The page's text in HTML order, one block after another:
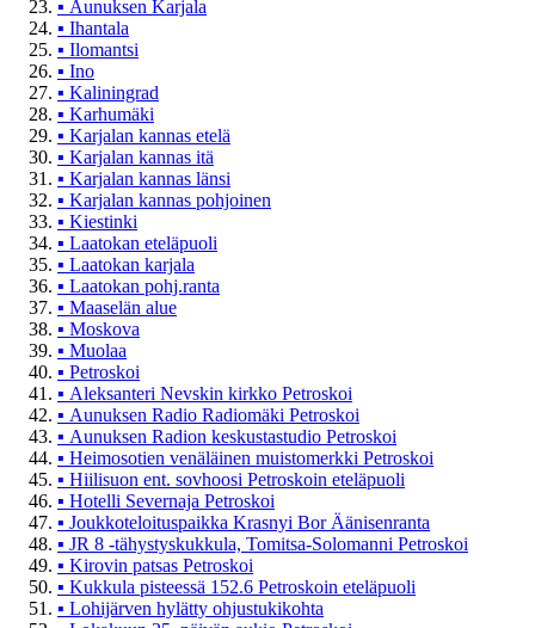
▪ Aunuksen Karjala
▪ Ihantala
▪ Ilomantsi
▪ Ino
▪ Kaliningrad
▪ Karhumäki
▪ Karjalan kannas etelä
▪ Karjalan kannas itä
▪ Karjalan kannas länsi
▪ Karjalan kannas pohjoinen
▪ Kiestinki
▪ Laatokan eteläpuoli
▪ Laatokan karjala
▪ Laatokan pohj.ranta
▪ Maaselän alue
▪ Moskova
▪ Muolaa
▪ Petroskoi
▪ Aleksanteri Nevskin kirkko Petroskoi
▪ Aunuksen Radio Radiomäki Petroskoi
▪ Aunuksen Radion keskustastudio Petroskoi
▪ Heimosotien venäläinen muistomerkki Petroskoi
▪ Hiilisuon ent. sovhoosi Petroskoin eteläpuoli
▪ Hotelli Severnaja Petroskoi
▪ Joukkoteloituspaikka Krasnyi Bor Äänisenranta
▪ JR 8 -tähystyskukkula, Tomitsa-Solomanni Petroskoi
▪ Kirovin patsas Petroskoi
▪ Kukkula pisteessä 152.6 Petroskoin eteläpuoli
▪ Lohijärven hylätty ohjustukikohta